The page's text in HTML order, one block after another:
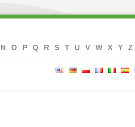
N O P Q R S T U V W X Y Z